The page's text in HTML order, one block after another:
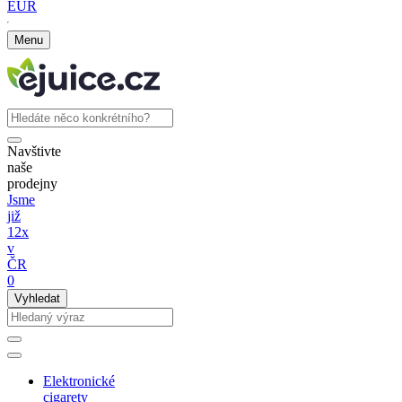
EUR
Menu
Navštivte
naše
prodejny
Jsme
již
12x
v
ČR
0
Vyhledat
Elektronické
cigarety